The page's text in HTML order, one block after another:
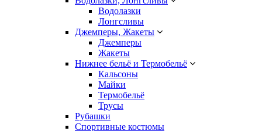
Водолазки
Лонгсливы
Джемперы, Жакеты
Джемперы
Жакеты
Нижнее бельё и Термобельё
Кальсоны
Майки
Термобельё
Трусы
Рубашки
Спортивные костюмы